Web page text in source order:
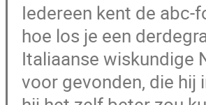
Iedereen kent de
hoe los je een
Italiaanse wiskundige
voor gevonden, die hij